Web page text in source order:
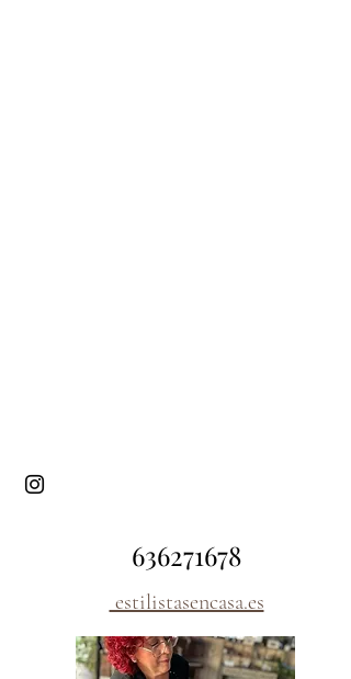
636271678
estilistasencasa.es